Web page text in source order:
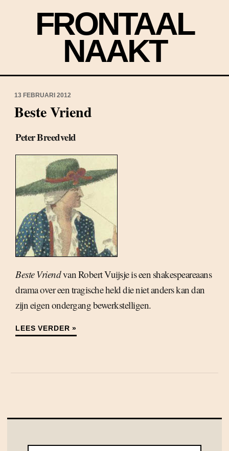
FRONTAAL
NAAKT
13 FEBRUARI 2012
Beste Vriend
Peter Breedveld
Beste Vriendvan Robert Vuijsje is een shakespeareaans
drama over een tragische held die niet anders kan dan
zijn eigen ondergang bewerkstelligen.
LEES VERDER »